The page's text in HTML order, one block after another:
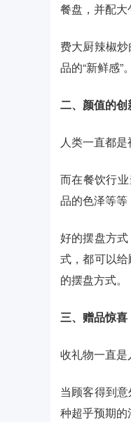
餐盘，并配大
费大厨辣椒
品的“新鲜感”。
二、颜值的创
人类一直都
而在餐饮行
品的色泽等等
好的摆盘方
式，都可以
的摆盘方式。
三、赠品惊喜
收礼物一直
当顾客得到
种超乎预期的